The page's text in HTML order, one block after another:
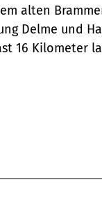
alten
Delme und
16 Kilometer